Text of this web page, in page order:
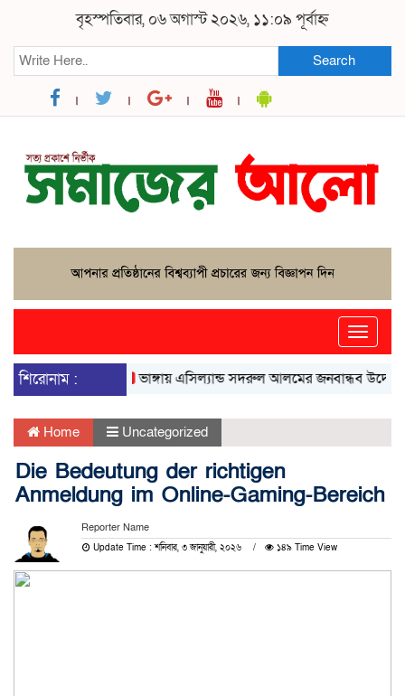
বৃহস্পতিবার, ০৬ অগাস্ট ২০২৬, ১১:০৯ পূর্বাহ্ন
Search
Toggle
শিরোনাম :
ভাঙ্গায় এসিল্যান্ড সদরুল আলমের জনবান্ধব উদ্যোগে
Home Uncategorized
Die Bedeutung der richtigen
Anmeldung im Online-Gaming-Bereich
Reporter Name
Update Time : শনিবার, ৩ জানুয়ারী, ২০২৬ ১৪৯ Time View